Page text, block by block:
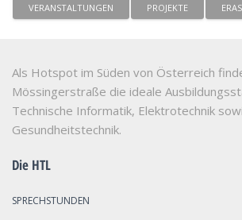
VERANSTALTUNGEN PROJEKTE
Als Hotspot im Süden von Österreich
Mössingerstraße die ideale
Technische Informatik, Elektrotechnik
Gesundheitstechnik.
Die HTL
SPRECHSTUNDEN